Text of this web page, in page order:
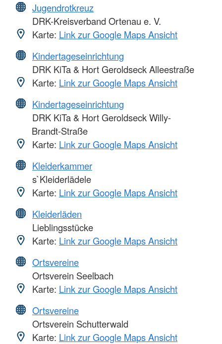
Jugendrotkreuz
DRK-Kreisverband Ortenau e. V.
Karte: Link zur Google Maps Ansicht
Kindertageseinrichtung
DRK KiTa & Hort Geroldseck Alleestraße
Karte: Link zur Google Maps Ansicht
Kindertageseinrichtung
DRK KiTa & Hort Geroldseck Willy-
Brandt-Straße
Karte: Link zur Google Maps Ansicht
Kleiderkammer
s`Kleiderlädele
Karte: Link zur Google Maps Ansicht
Kleiderläden
Lieblingsstücke
Karte: Link zur Google Maps Ansicht
Ortsvereine
Ortsverein Seelbach
Karte: Link zur Google Maps Ansicht
Ortsvereine
Ortsverein Schutterwald
Karte: Link zur Google Maps Ansicht